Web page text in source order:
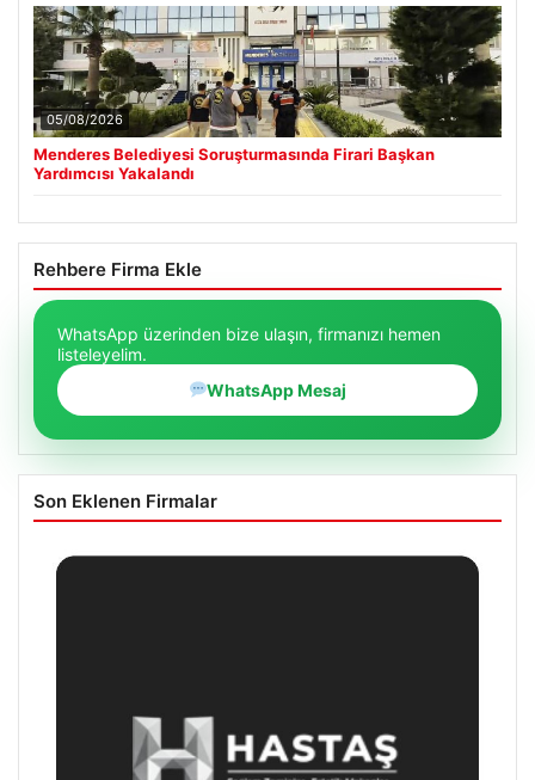
05/08/2026
Menderes Belediyesi Soruşturmasında Firari Başkan
Yardımcısı Yakalandı
Rehbere Firma Ekle
WhatsApp üzerinden bize ulaşın, firmanızı hemen
listeleyelim.
WhatsApp Mesaj
Son Eklenen Firmalar